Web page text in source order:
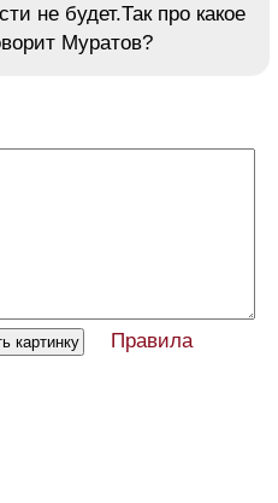
не будет.Так про какое
Муратов?
Правила